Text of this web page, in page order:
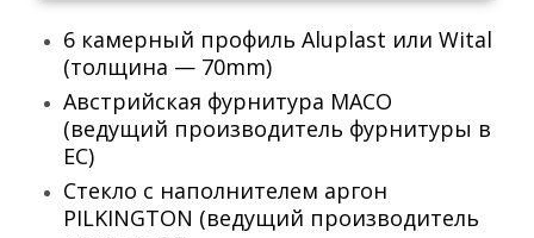
6 камерный профиль Aluplast или Wital
(толщина — 70mm)
Австрийская фурнитура MACO
(ведущий производитель фурнитуры в
EC)
Cтекло с наполнителем аргон
PILKINGTON (ведущий производитель